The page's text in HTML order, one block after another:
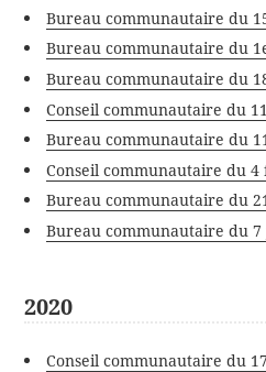
Bureau communautaire du
Bureau communautaire du
Bureau communautaire du
Conseil communautaire du
Bureau communautaire du
Conseil communautaire du 4
Bureau communautaire du
Bureau communautaire du 7
2020
Conseil communautaire du